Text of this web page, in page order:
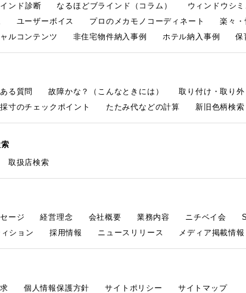
ンド診断
なるほどブラインド（コラム） ウィンドウシ
ユーザーボイス プロのメカモノコーディネート 楽々
ルコンテンツ 非住宅物件納入事例 ホテル納入事例 保
る質問 故障かな？（こんなときには） 取り付け・取り外
採寸のチェックポイント たたみ代などの計算 新旧色柄検索
取扱店検索
ージ 経営理念 会社概要 業務内容 ニチベイ会
ション
採用情報 ニュースリリース メディア掲載情報
個人情報保護方針 サイトポリシー サイトマップ